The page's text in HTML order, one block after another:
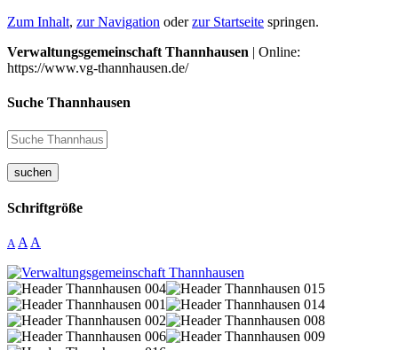
Zum Inhalt, zur Navigation oderzur Startseite springen.
Verwaltungsgemeinschaft Thannhausen | Online:
https://www.vg-thannhausen.de/
Suche Thannhausen
suchen
Schriftgröße
A A A